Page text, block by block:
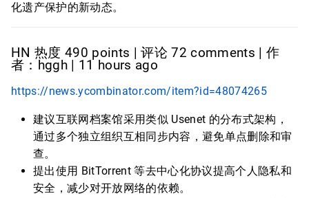
化遗产保护的新动态。
HN 热度 490 points | 评论 72 comments | 作
者：hggh | 11 hours ago
https://news.ycombinator.com/item?id=48074265
建议互联网档案馆采用类似 Usenet 的分布式架构，
通过多个独立组织互相同步内容，避免单点删除和审
查。
提出使用 BitTorrent 等去中心化协议提高个人隐私和
安全，减少对开放网络的依赖。